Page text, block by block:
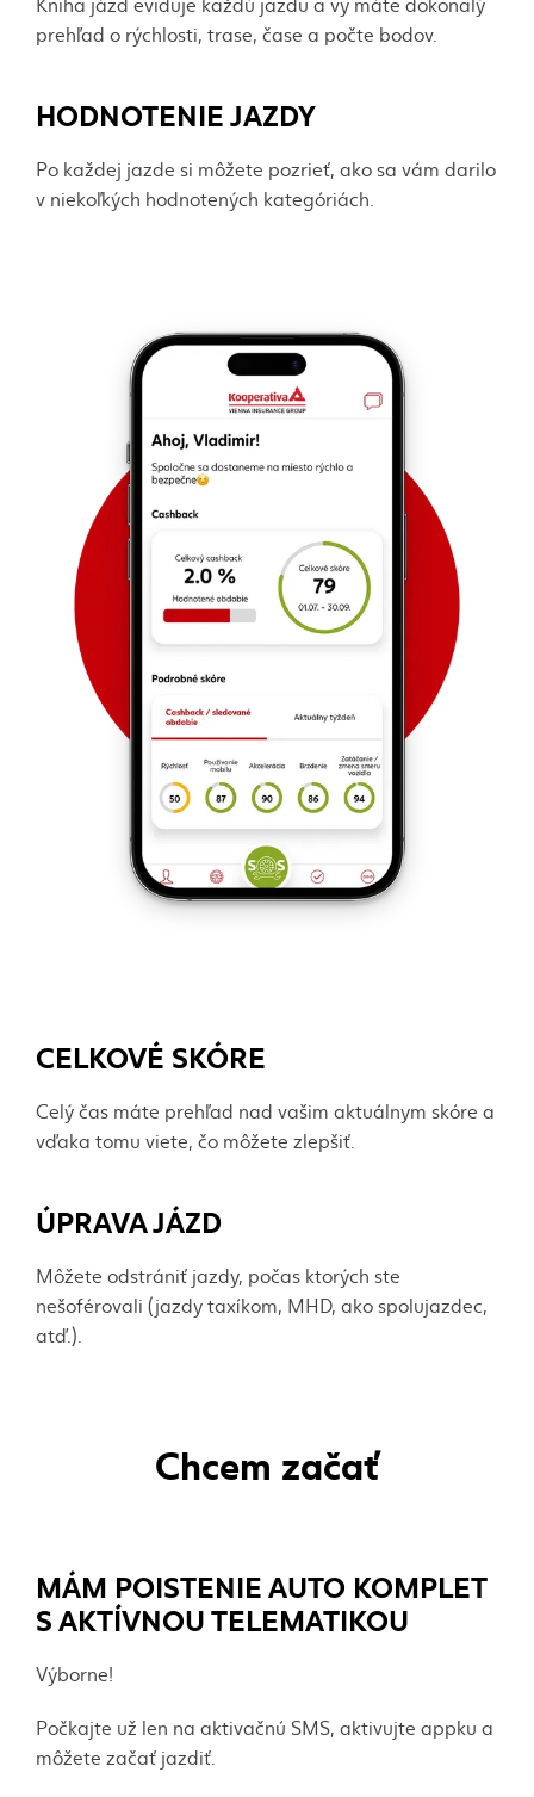
prehľad o rýchlosti, trase, čase a počte bodov.
HODNOTENIE JAZDY
Po každej jazde si môžete pozrieť, ako sa vám darilo
v niekoľkých hodnotených kategóriách.
CELKOVÉ SKÓRE
Celý čas máte prehľad nad vašim aktuálnym skóre a
vďaka tomu viete, čo môžete zlepšiť.
ÚPRAVA JÁZD
Môžete odstrániť jazdy, počas ktorých ste
nešoférovali (jazdy taxíkom, MHD, ako spolujazdec,
atď.).
Chcem začať
MÁM POISTENIE AUTO KOMPLET
S AKTÍVNOU TELEMATIKOU
Výborne!
Počkajte už len na aktivačnú SMS, aktivujte appku a
môžete začať jazdiť.